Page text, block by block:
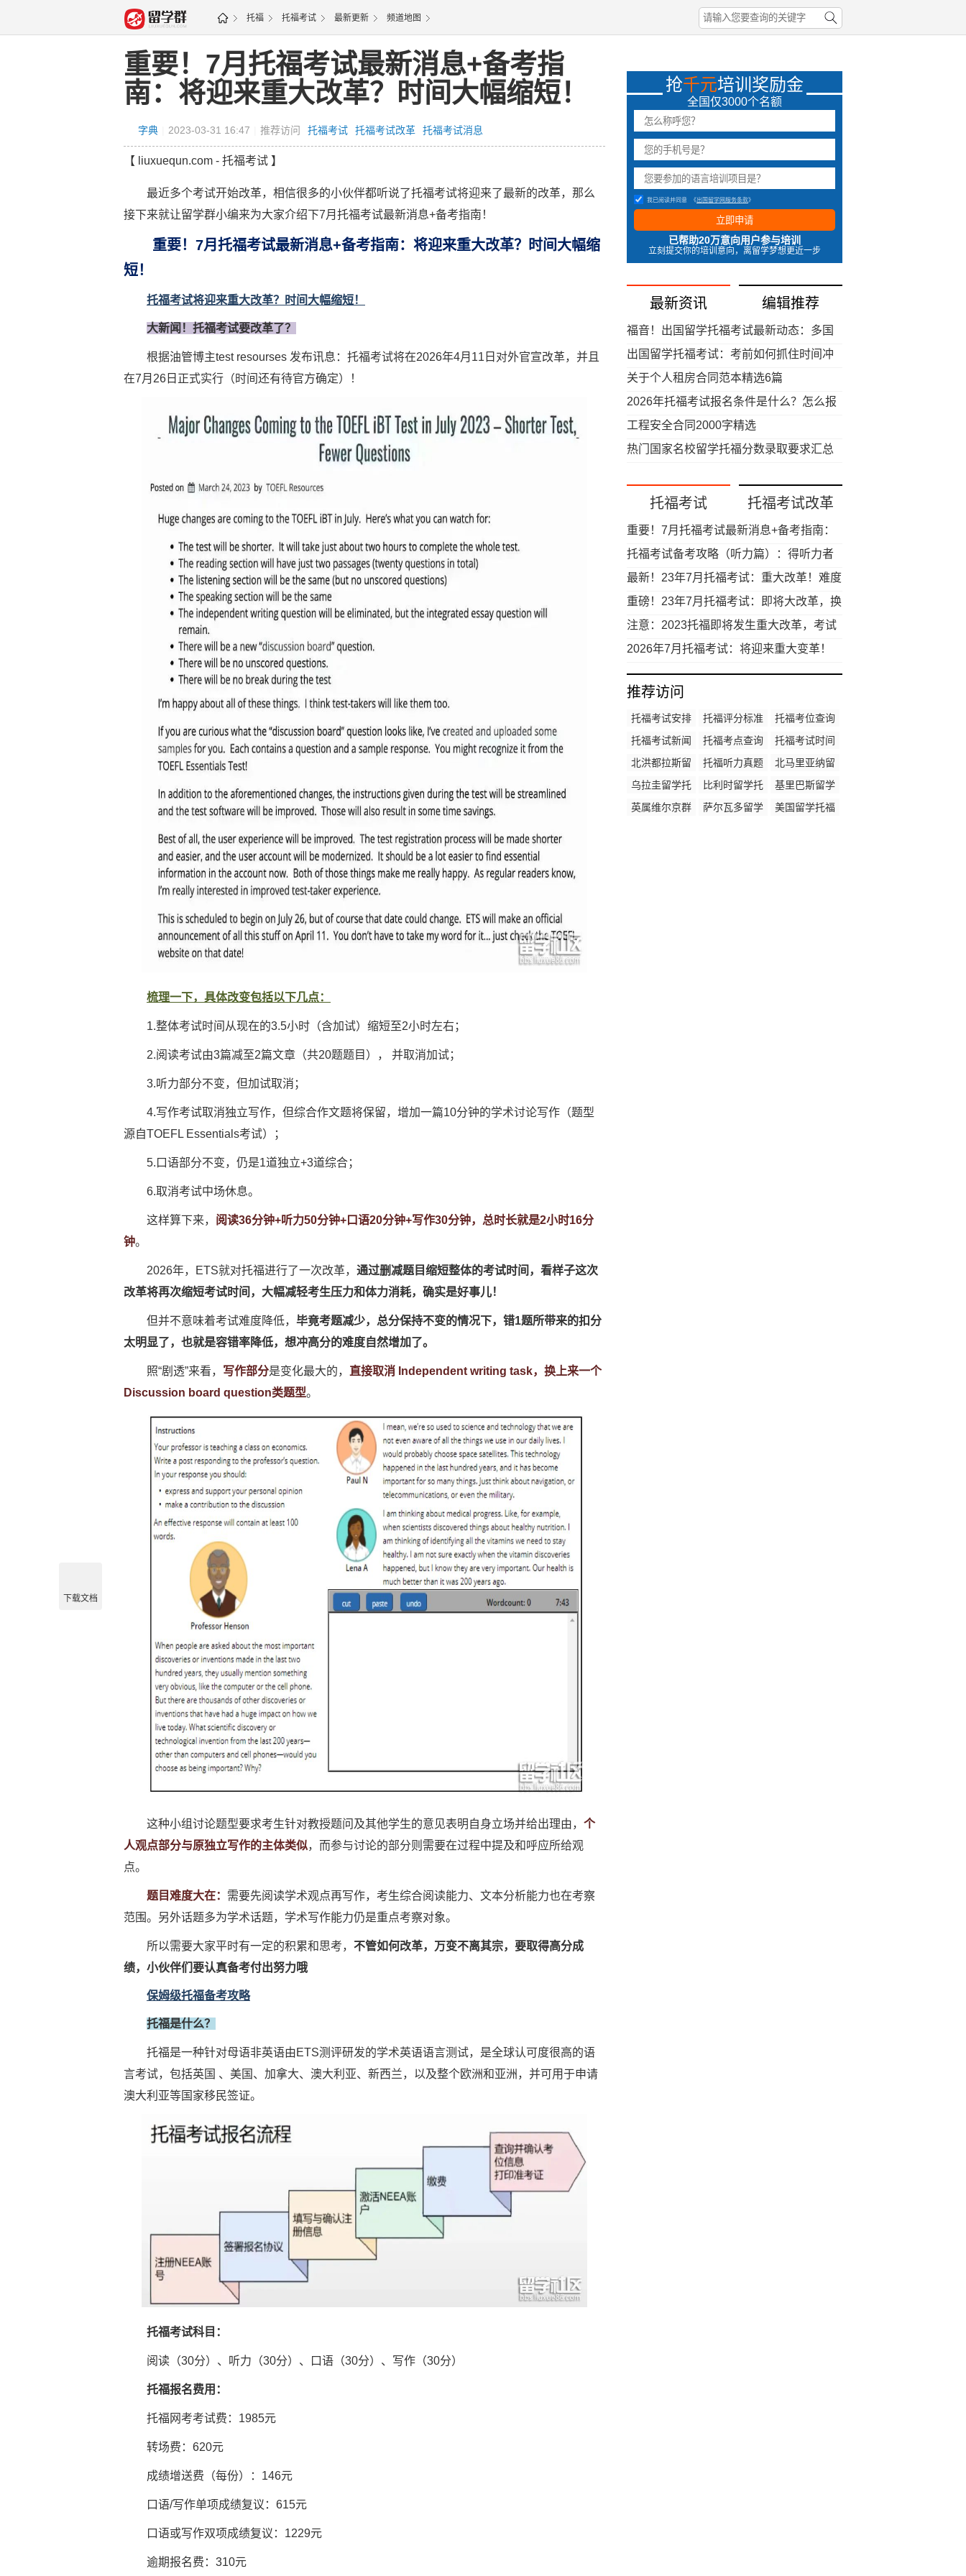
托福 托福考试 最新更新 频道地图
重要！7月托福考试最新消息+备考指
南：将迎来重大改革？时间大幅缩短！
字典 2023-03-31 16:47 推荐访问 托福考试 托福考试改革 托福考试消息
【 liuxuequn.com - 托福考试 】
最近多个考试开始改革，相信很多的小伙伴都听说了托福考试将迎来了最新的改革，那么
接下来就让留学群小编来为大家介绍下7月托福考试最新消息+备考指南！
重要！7月托福考试最新消息+备考指南：将迎来重大改革？时间大幅缩
短！
托福考试将迎来重大改革？时间大幅缩短！
大新闻！托福考试要改革了？
根据油管博主test resourses 发布讯息：托福考试将在2026年4月11日对外官宣改革，并且
在7月26日正式实行（时间还有待官方确定）！
梳理一下，具体改变包括以下几点：
1.整体考试时间从现在的3.5小时（含加试）缩短至2小时左右；
2.阅读考试由3篇减至2篇文章（共20题题目）， 并取消加试；
3.听力部分不变，但加试取消；
4.写作考试取消独立写作，但综合作文题将保留，增加一篇10分钟的学术讨论写作（题型
源自TOEFL Essentials考试）；
5.口语部分不变，仍是1道独立+3道综合；
6.取消考试中场休息。
这样算下来， 阅读36分钟+听力50分钟+口语20分钟+写作30分钟，总时长就是2小时16分
钟。
2026年，ETS就对托福进行了一次改革， 通过删减题目缩短整体的考试时间，看样子这次
改革将再次缩短考试时间，大幅减轻考生压力和体力消耗，确实是好事儿！
但并不意味着考试难度降低， 毕竟考题减少，总分保持不变的情况下，错1题所带来的扣分
太明显了，也就是容错率降低，想冲高分的难度自然增加了。
照“剧透”来看， 写作部分是变化最大的， 直接取消 Independent writing task，换上来一个
Discussion board question类题型。
这种小组讨论题型要求考生针对教授题问及其他学生的意见表明自身立场并给出理由， 个
人观点部分与原独立写作的主体类似，而参与讨论的部分则需要在过程中提及和呼应所给观
点。
题目难度大在： 需要先阅读学术观点再写作，考生综合阅读能力、文本分析能力也在考察
范围。另外话题多为学术话题，学术写作能力仍是重点考察对象。
所以需要大家平时有一定的积累和思考， 不管如何改革，万变不离其宗，要取得高分成
绩，小伙伴们要认真备考付出努力哦
保姆级托福备考攻略
托福是什么？
托福是一种针对母语非英语由ETS测评研发的学术英语语言测试，是全球认可度很高的语
言考试，包括英国 、美国、加拿大、澳大利亚、新西兰，以及整个欧洲和亚洲，并可用于申请
澳大利亚等国家移民签证。
托福考试科目：
阅读（30分）、听力（30分）、口语（30分）、写作（30分）
托福报名费用：
托福网考考试费：1985元
转场费：620元
成绩增送费（每份）：146元
口语/写作单项成绩复议：615元
口语或写作双项成绩复议：1229元
逾期报名费：310元
抢千元培训奖励金
全国仅3000个名额
我已阅读并同意 《出国留学网服务条款》
立即申请
已帮助20万意向用户参与培训
立刻提交你的培训意向，离留学梦想更近一步
最新资讯 编辑推荐
福音！出国留学托福考试最新动态：多国
官宣接受托福拼分！认可院校项目增至378
所！
出国留学托福考试：考前如何抓住时间冲
刺提分？
关于个人租房合同范本精选6篇
2026年托福考试报名条件是什么？怎么报
名？
工程安全合同2000字精选
热门国家名校留学托福分数录取要求汇总
托福考试 托福考试改革
重要！7月托福考试最新消息+备考指南：
将迎来重大改革？时间大幅缩短！
托福考试备考攻略（听力篇）：得听力者
得托福！托福听力超实用经验！
最新！23年7月托福考试：重大改革！难度
比雅思还低？直接取消独立写作！考试时
间巨短！
重磅！23年7月托福考试：即将大改革，换
题型！时长缩短到2个小时！如何备考托福
考试？
注意：2023托福即将发生重大改革，考试
时长缩短至2小时？附托福备考方法
2026年7月托福考试：将迎来重大变革！
不要换车？
推荐访问
托福考试安排 托福评分标准
托福考位查询
托福考试新闻
托福考点查询
托福考试时间
北洪都拉斯留
学托福成绩要
托福听力真题
北马里亚纳留
学托福成绩要
乌拉圭留学托
福成绩要求
比利时留学托
福成绩要求
基里巴斯留学
托福成绩要求
英属维尔京群
萨尔瓦多留学
美国留学托福
下载文档